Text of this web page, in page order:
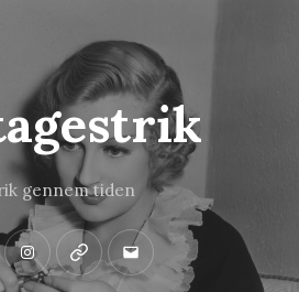
gennem tiden
InstagramPinterest
Mail